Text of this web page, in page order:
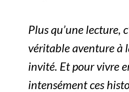
Plus qu’une lecture,
véritable aventure à
invité. Et pour vivre
intensément ces